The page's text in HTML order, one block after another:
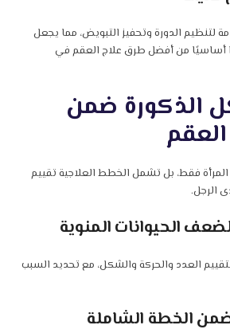
الدورة وتحفيز التبويض، مما يجعل
أساسيًا من أفضل طرق علاج العقم في
الذكورة ضمن
فقط، بل تشمل الخطط العلاجية تقييم
الرجل.
الحيوانات المنوية
العدد والحركة والشكل، مع تحديد السبب
الخطة الشاملة